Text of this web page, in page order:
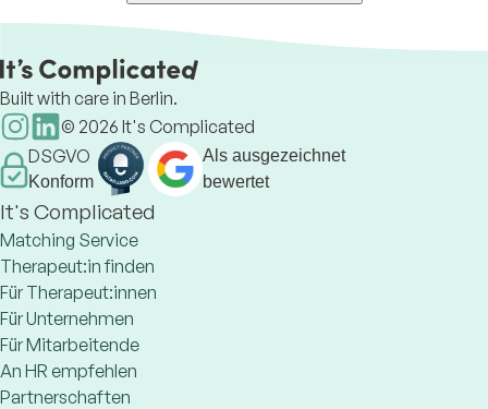
Built with care in Berlin.
© 2026 It's Complicated
DSGVO
Konform
Als ausgezeichnet
bewertet
It's Complicated
Matching Service
Therapeut:in finden
Für Therapeut:innen
Für Unternehmen
Für Mitarbeitende
An HR empfehlen
Partnerschaften